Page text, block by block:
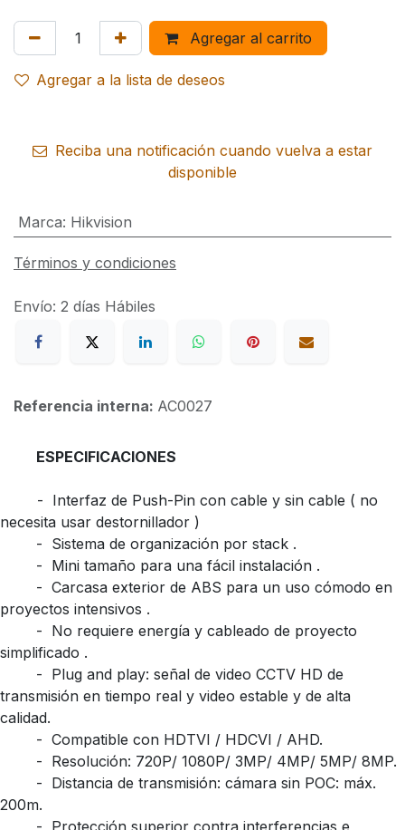
Agregar al carrito
Agregar a la lista de deseos
Reciba una notificación cuando vuelva a estar
disponible
Marca: Hikvision
Términos y condiciones
Envío: 2 días Hábiles
Referencia interna: AC0027
​ESPECIFICACIONES
​- Interfaz de Push-Pin con cable y sin cable ( no
necesita usar destornillador )
​​- Sistema de organización por stack .
​- Mini tamaño para una fácil instalación .
​- Carcasa exterior de ABS para un uso cómodo en
proyectos intensivos .
​- No requiere energía y cableado de proyecto
simplificado .
​- Plug and play: señal de video CCTV HD de
transmisión en tiempo real y video estable y de alta
calidad.
​- Compatible con HDTVI / HDCVI / AHD.
​- Resolución: 720P/ 1080P/ 3MP/ 4MP/ 5MP/ 8MP.
​- Distancia de transmisión: cámara sin POC: máx.
200m.